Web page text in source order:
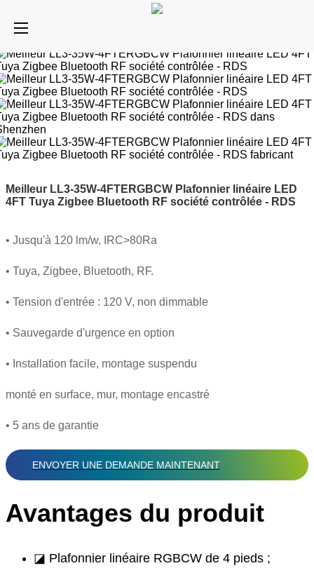
Meilleur LL3-35W-4FTERGBCW Plafonnier linéaire LED
4FT Tuya Zigbee Bluetooth RF société contrôlée - RDS
• Jusqu'à 120 lm/w, IRC>80Ra
• Tuya, Zigbee, Bluetooth, RF.
• Tension d'entrée : 120 V, non dimmable
• Sauvegarde d'urgence en option
• Installation facile, montage suspendu
monté en surface, mur, montage encastré
• 5 ans de garantie
ENVOYER UNE DEMANDE MAINTENANT
Avantages du produit
◪ Plafonnier linéaire RGBCW de 4 pieds ;